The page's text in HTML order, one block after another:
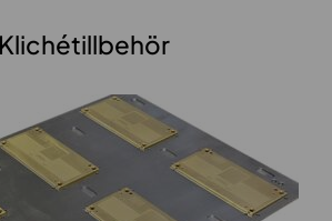
Klichétillbehör